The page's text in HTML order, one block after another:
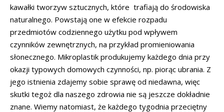
kawałki tworzyw sztucznych, które trafiają do środowiska
naturalnego. Powstają one w efekcie rozpadu
przedmiotów codziennego użytku pod wpływem
czynników zewnętrznych, na przykład promieniowania
słonecznego. Mikroplastik produkujemy każdego dnia przy
okazji typowych domowych czynności, np. piorąc ubrania. Z
jego istnienia zdajemy sobie sprawę od niedawna, więc
skutki tegoż dla naszego zdrowia nie są jeszcze dokładnie
znane. Wiemy natomiast, że każdego tygodnia przeciętny